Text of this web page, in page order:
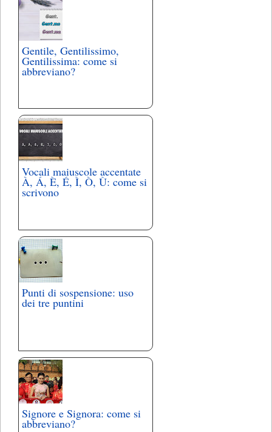
Gentile, Gentilissimo,
Gentilissima: come si
abbreviano?
Vocali maiuscole accentate
À, Á, È, É, Ì, Ò, Ù: come si
scrivono
Punti di sospensione: uso
dei tre puntini
Signore e Signora: come si
abbreviano?